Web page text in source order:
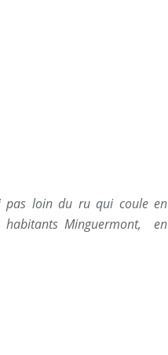
pas loin du ru qui coule en
Minguermont, en